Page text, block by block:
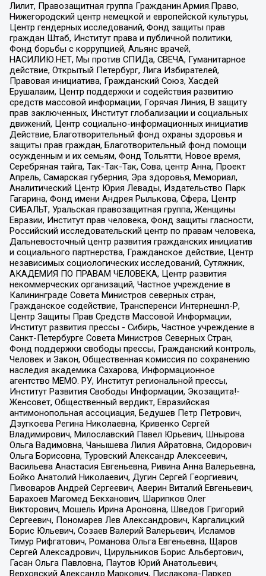
Лилит, Правозащитная группа Гражданин.Армия.Право,
Нижегородский центр немецкой и европейской культуры,
Центр гендерных исследований, Фонд защиты прав
граждан Штаб, Институт права и публичной политики,
Фонд борьбы с коррупцией, Альянс врачей,
НАСИЛИЮ.НЕТ, Мы против СПИДа, СВЕЧА, Гуманитарное
действие, Открытый Петербург, Лига Избирателей,
Правовая инициатива, Гражданский Союз, Хасдей
Ерушалаим, Центр поддержки и содействия развитию
средств массовой информации, Горячая Линия, В защиту
прав заключенных, Институт глобализации и социальных
движений, Центр социально-информационных инициатив
Действие, Благотворительный фонд охраны здоровья и
защиты прав граждан, Благотворительный фонд помощи
осужденным и их семьям, Фонд Тольятти, Новое время,
Серебряная тайга, Так-Так-Так, Сова, центр Анна, Проект
Апрель, Самарская губерния, Эра здоровья, Мемориал,
Аналитический Центр Юрия Левады, Издательство Парк
Гагарина, Фонд имени Андрея Рылькова, Сфера, Центр
СИБАЛЬТ, Уральская правозащитная группа, Женщины
Евразии, Институт прав человека, Фонд защиты гласности,
Российский исследовательский центр по правам человека,
Дальневосточный центр развития гражданских инициатив
и социального партнерства, Гражданское действие, Центр
независимых социологических исследований, Сутяжник,
АКАДЕМИЯ ПО ПРАВАМ ЧЕЛОВЕКА, Центр развития
некоммерческих организаций, Частное учреждение в
Калининграде Совета Министров северных стран,
Гражданское содействие, Трансперенси Интернешнл-Р,
Центр Защиты Прав Средств Массовой Информации,
Институт развития прессы - Сибирь, Частное учреждение в
Санкт-Петербурге Совета Министров Северных Стран,
Фонд поддержки свободы прессы, Гражданский контроль,
Человек и Закон, Общественная комиссия по сохранению
наследия академика Сахарова, Информационное
агентство МЕМО. РУ, Институт региональной прессы,
Институт Развития Свободы Информации, Экозащита!-
Женсовет, Общественный вердикт, Евразийская
антимонопольная ассоциация, Бедушев Петр Петрович,
Дзугкоева Регина Николаевна, Кривенко Сергей
Владимирович, Милославский Павел Юрьевич, Шнырова
Ольга Вадимовна, Чанышева Лилия Айратовна, Сидорович
Ольга Борисовна, Туровский Александр Алексеевич,
Васильева Анастасия Евгеньевна, Ривина Анна Валерьевна,
Бойко Анатолий Николаевич, Дугин Сергей Георгиевич,
Пивоваров Андрей Сергеевич, Аверин Виталий Евгеньевич,
Барахоев Магомед Бекханович, Шарипков Олег
Викторович, Мошель Ирина Ароновна, Шведов Григорий
Сергеевич, Пономарев Лев Александрович, Каргалицкий
Борис Юльевич, Созаев Валерий Валерьевич, Исламов
Тимур Рифгатович, Романова Ольга Евгеньевна, Щаров
Сергей Алексадрович, Цирульников Борис Альбертович,
Гасан Ольга Павловна, Паутов Юрий Анатольевич,
Верховский Александр Маркович, Пислакова-Паркер